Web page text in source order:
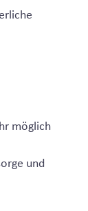
möglich
und